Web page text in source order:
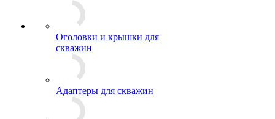
Оголовки и крышки для
скважин
Адаптеры для скважин